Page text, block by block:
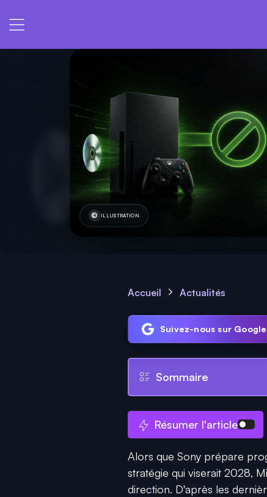
ILLUSTRATION
Accueil Actualités
Suivez-nous sur Google
Sommaire
Résumer l'article
Alors que Sony prépare
stratégie qui viserait 2028,
direction. D'après les